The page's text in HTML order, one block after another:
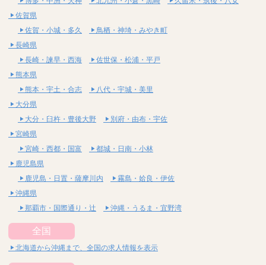
佐賀県
佐賀・小城・多久
鳥栖・神埼・みやき町
長崎県
長崎・諫早・西海
佐世保・松浦・平戸
熊本県
熊本・宇土・合志
八代・宇城・美里
大分県
大分・臼杵・豊後大野
別府・由布・宇佐
宮崎県
宮崎・西都・国富
都城・日南・小林
鹿児島県
鹿児島・日置・薩摩川内
霧島・姶良・伊佐
沖縄県
那覇市・国際通り・辻
沖縄・うるま・宜野湾
全国
北海道から沖縄まで、全国の求人情報を表示